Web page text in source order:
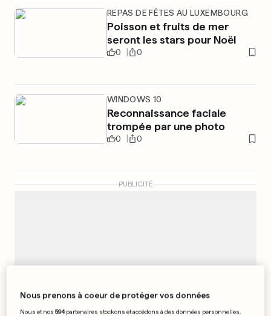
REPAS DE FÊTES AU LUXEMBOURG
Poisson et fruits de mer
seront les stars pour Noël
0 0
WINDOWS 10
Reconnaissance faciale
trompée par une photo
0 0
PUBLICITÉ
Nous prenons à coeur de protéger vos données
Nous et nos594partenaires stockons et accédons à des données personnelles,